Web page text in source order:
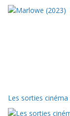
Les sorties